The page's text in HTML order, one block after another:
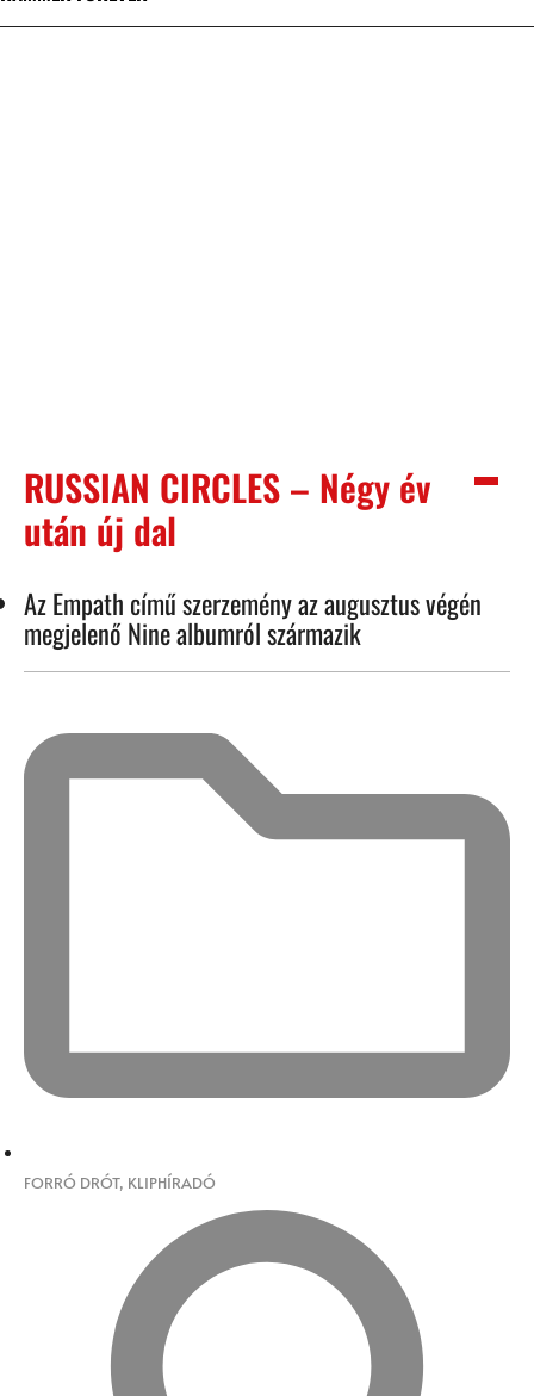
RUSSIAN CIRCLES – Négy év
után új dal
Az Empath című szerzemény az augusztus végén
megjelenő Nine albumról származik
FORRÓ DRÓT, KLIPHÍRADÓ